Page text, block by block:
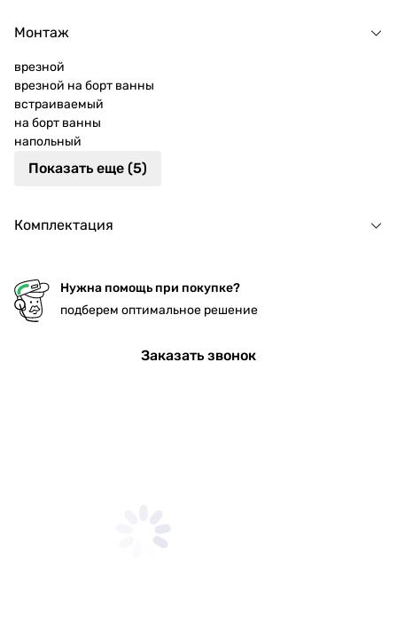
Монтаж
врезной
врезной на борт ванны
встраиваемый
на борт ванны
напольный
Показать еще (5)
Комплектация
Нужна помощь при покупке?
подберем оптимальное решение
Заказать звонок